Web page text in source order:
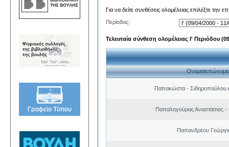
Για να δείτε συνθέσεις ολομέλειας επιλέξτε την
Περίοδος:
Τελευταία σύνθεση ολομέλειας Ι' Περιόδου
Ονοματεπώνυμο
Παπακώστα - Σιδηροπούλου
Παπαληγούρας Αναστάσιος -
Παπανδρέου